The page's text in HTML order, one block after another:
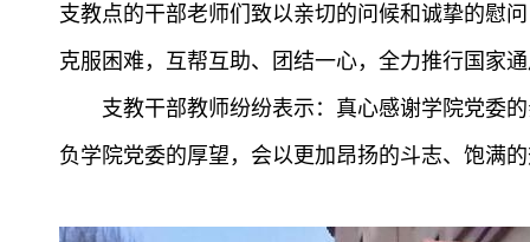
支教点的干部老师们 致以亲切的问候和诚挚的慰问
克服困难， 互帮互助、团结一心，全力推行国家
支教干部教师纷纷表示：真心感谢学院党委
负学院党委的厚望，会以更加昂扬的斗志、饱满